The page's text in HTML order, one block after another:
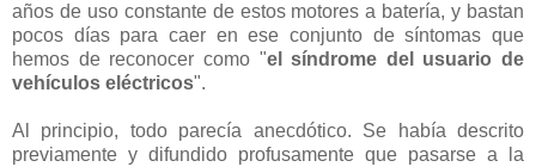
años de uso constante de estos motores a batería, y bastan
pocos días para caer en ese conjunto de síntomas que
hemos de reconocer como "elsíndrome del usuario de
vehículos eléctricos".
Al principio, todo parecía anecdótico. Se había descrito
previamente y difundido profusamente que pasarse a la